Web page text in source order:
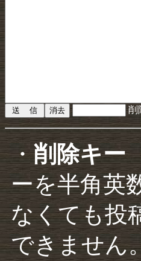
削
・削除キー
ーを半角英
なくても投
できません